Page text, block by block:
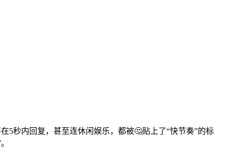
5秒内回复，甚至连休闲娱乐，都被🤔贴上了“快节奏”的标